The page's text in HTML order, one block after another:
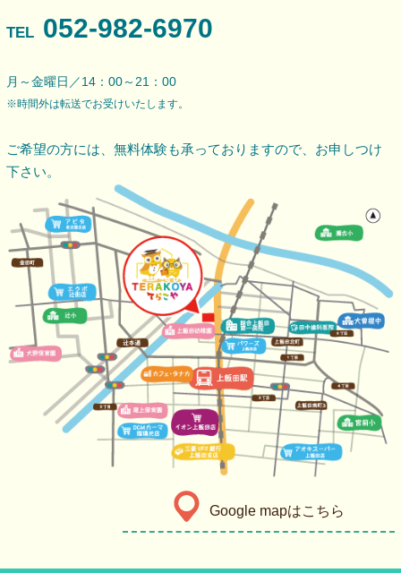
TEL 052-982-6970
月～金曜日／14：00～21：00
※時間外は転送でお受けいたします。
ご希望の方には、無料体験も承っておりますので、 お申しつけ
下さい。
Google mapはこちら